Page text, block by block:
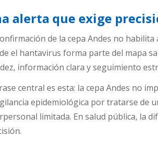
alerta que exige
de la cepa Andes no
el hantavirus forma parte del mapa
información clara y seguimiento
central es esta: la cepa Andes no
epidemiológica por tratarse de
limitada. En salud pública, la